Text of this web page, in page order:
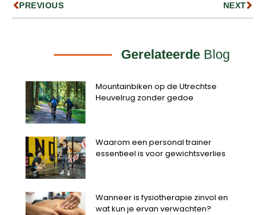
PREVIOUS NEXT
Gerelateerde Blog
Mountainbiken op de Utrechtse
Heuvelrug zonder gedoe
Waarom een personal trainer
essentieel is voor gewichtsverlies
Wanneer is fysiotherapie zinvol en
wat kun je ervan verwachten?